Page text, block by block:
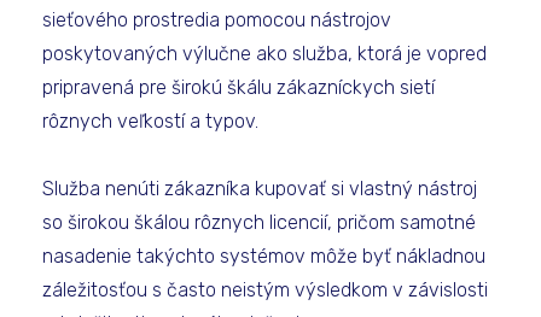
sieťového prostredia pomocou nástrojov
poskytovaných výlučne ako služba, ktorá je vopred
pripravená pre širokú škálu zákazníckych sietí
rôznych veľkostí a typov.
Služba nenúti zákazníka kupovať si vlastný nástroj
so širokou škálou rôznych licencií, pričom samotné
nasadenie takýchto systémov môže byť nákladnou
záležitosťou s často neistým výsledkom v závislosti